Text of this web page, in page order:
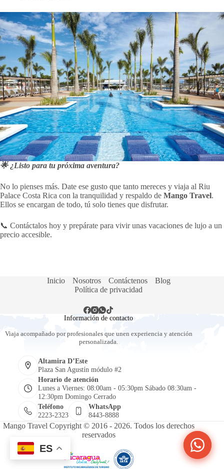
🌟 ¿Listo para tu próxima aventura?
No lo pienses más. Date ese gusto que tanto mereces y viaja al Riu
Palace Costa Rica con la tranquilidad y respaldo de Mango Travel.
Ellos se encargan de todo, tú solo tienes que disfrutar.
📞 Contáctalos hoy y prepárate para vivir unas vacaciones de lujo a un
precio accesible.
Inicio Nosotros Contáctenos
Blog
Política de privacidad
Información de contacto
Viaja acompañado por profesionales que unen experiencia y atención
personalizada.
Altamira D’Este
Plaza San Agustín módulo #2
Horario de atención
Lunes a Viernes: 08:00am - 05:30pm Sábado 08:30am -
12:30pm Domingo Cerrado
Teléfono
2223-2323
WhatsApp
8443-8888
Mango Travel Copyright © 2016 - 2026. Todos los derechos
reservados
ES